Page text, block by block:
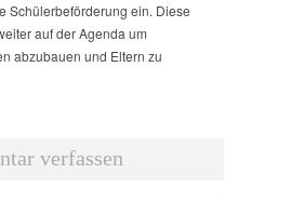
Schülerbeförderung ein. Diese
auf der Agenda um
abzubauen und Eltern zu
verfassen